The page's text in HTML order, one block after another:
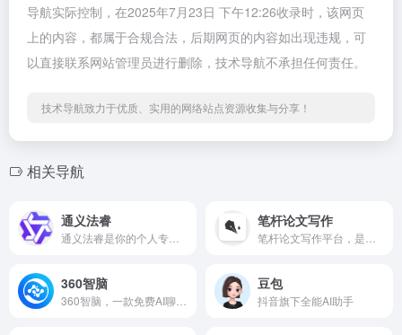
导航实际控制，在2025年7月23日 下午12:26收录时，该网页
上的内容，都属于合规合法，后期网页的内容如出现违规，可
以直接联系网站管理员进行删除，技术导航不承担任何责任。
技术导航致力于优质、实用的网络站点资源收集与分享！
相关导航
通义法睿 笔杆论文写作
360智脑 豆包
抖音旗下全能AI助手